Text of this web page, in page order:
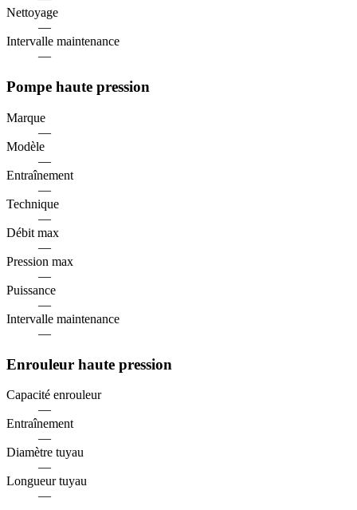
Nettoyage
—
Intervalle maintenance
—
Pompe haute pression
Marque
—
Modèle
—
Entraînement
—
Technique
—
Débit max
—
Pression max
—
Puissance
—
Intervalle maintenance
—
Enrouleur haute pression
Capacité enrouleur
—
Entraînement
—
Diamètre tuyau
—
Longueur tuyau
—